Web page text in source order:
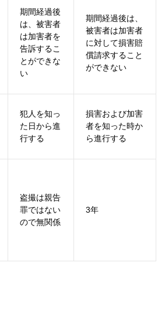
期間経過後
は、被害者
は加害者を
告訴するこ
とができな
い
期間経過後は、
被害者は加害者
に対して損害賠
償請求すること
ができない
犯人を知っ
た日から進
行する
損害および加害
者を知った時か
ら進行する
盗撮は親告
罪ではない
ので無関係
3年